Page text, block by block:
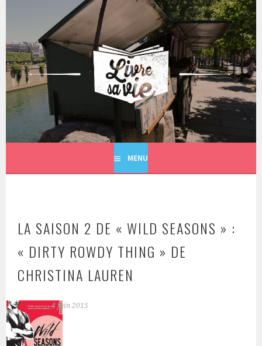
principal
LIVRE SA VIE
MENU
LA SAISON 2 DE « WILD SEASONS » :
« DIRTY ROWDY THING » DE
CHRISTINA LAUREN
4 juin 2015